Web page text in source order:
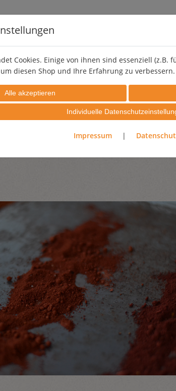
LEHMSTREICHPUTZ PIGMENTE
PROBIERSETS GUTSCHEINE
Cookies. Einige von ihnen sind essenziell (z.B.
diesen Shop und Ihre Erfahrung zu verbessern.
Individuelle
Impressum |